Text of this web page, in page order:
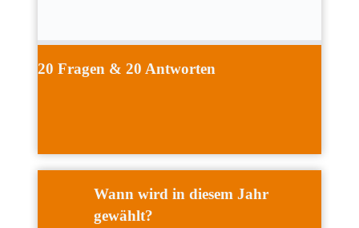
20 Fragen & 20 Antworten
Wann wird in diesem Jahr
gewählt?